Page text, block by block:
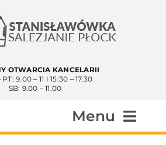
OTWARCIA KANCELARII
9.00 – 11 I 15:30 – 17.30
SB: 9.00 – 11.00
Menu